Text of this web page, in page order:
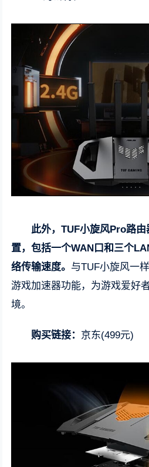
此外，TUF小旋风Pro路
置，包括一个WAN口和三个
络传输速度。 与TUF小旋风一
游戏加速器功能，为游戏爱好
境。
购买链接： 京东(499元)